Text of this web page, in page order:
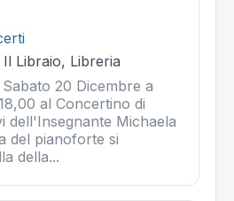
Libraio, Libreria
20 Dicembre a
al Concertino di
dell'Insegnante Michaela
del pianoforte si
della...